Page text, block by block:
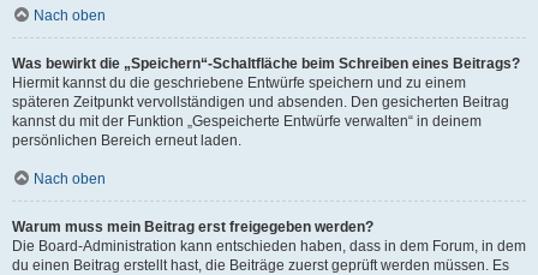
Nach oben
Was bewirkt die „Speichern“-Schaltfläche beim Schreiben eines Beitrags?
Hiermit kannst du die geschriebene Entwürfe speichern und zu einem
späteren Zeitpunkt vervollständigen und absenden. Den gesicherten Beitrag
kannst du mit der Funktion „Gespeicherte Entwürfe verwalten“ in deinem
persönlichen Bereich erneut laden.
Nach oben
Warum muss mein Beitrag erst freigegeben werden?
Die Board-Administration kann entschieden haben, dass in dem Forum, in dem
du einen Beitrag erstellt hast, die Beiträge zuerst geprüft werden müssen. Es